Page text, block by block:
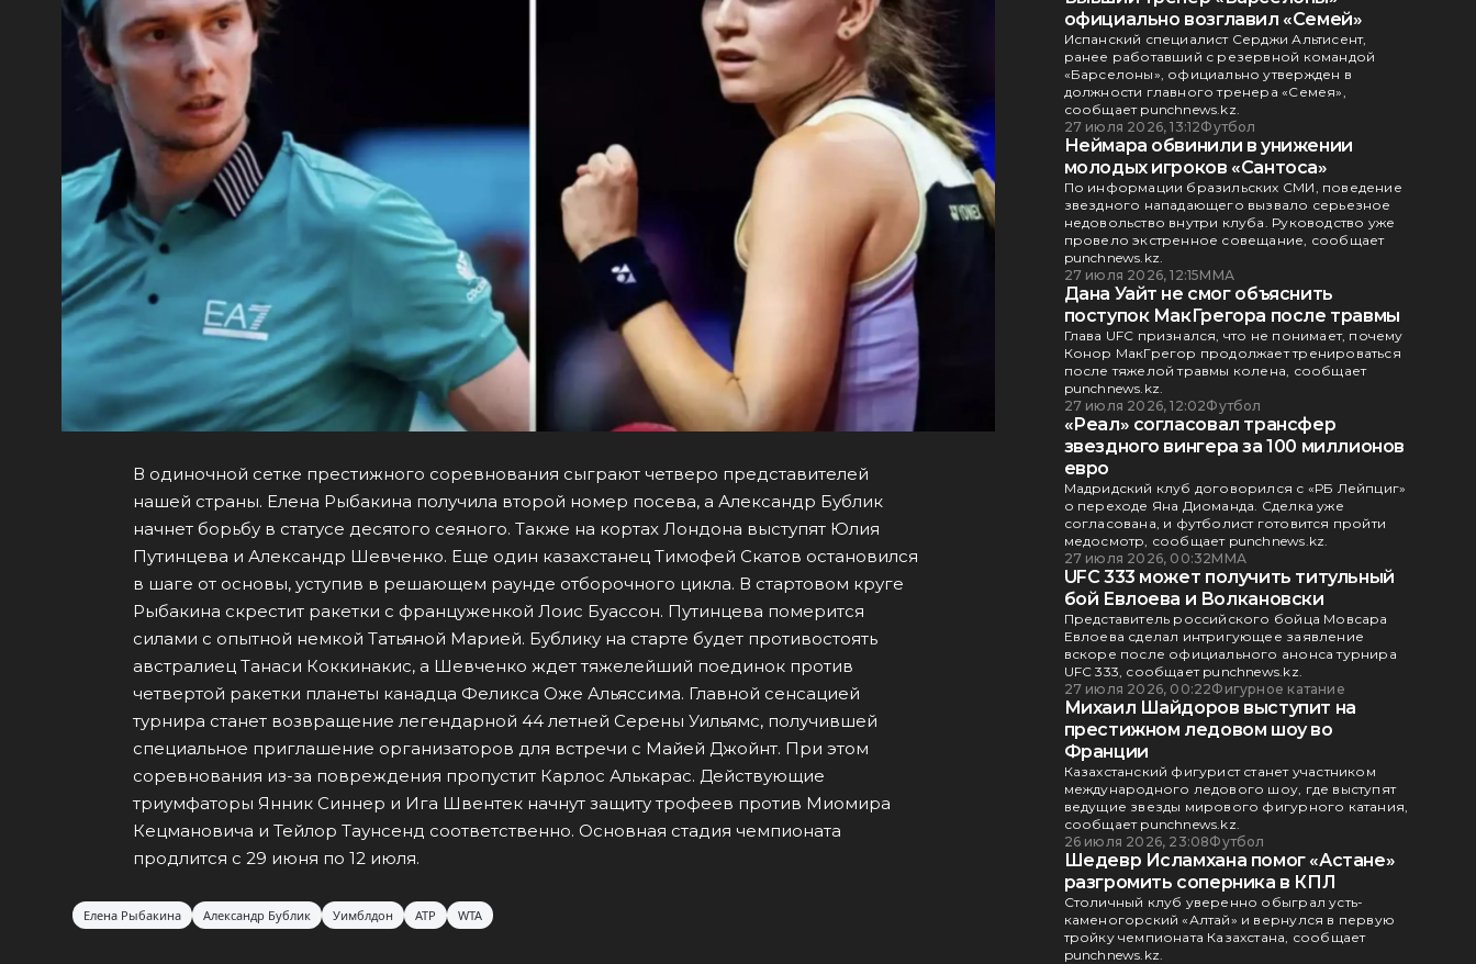
В одиночной сетке престижного соревнования сыграют четверо представителей
нашей страны. Елена Рыбакина получила второй номер посева, а Александр Бублик
начнет борьбу в статусе десятого сеяного. Также на кортах Лондона выступят Юлия
Путинцева и Александр Шевченко. Еще один казахстанец Тимофей Скатов остановился
в шаге от основы, уступив в решающем раунде отборочного цикла. В стартовом круге
Рыбакина скрестит ракетки с француженкой Лоис Буассон. Путинцева померится
силами с опытной немкой Татьяной Марией. Бублику на старте будет противостоять
австралиец Танаси Коккинакис, а Шевченко ждет тяжелейший поединок против
четвертой ракетки планеты канадца Феликса Оже Альяссима. Главной сенсацией
турнира станет возвращение легендарной 44 летней Серены Уильямс, получившей
специальное приглашение организаторов для встречи с Майей Джойнт. При этом
соревнования из-за повреждения пропустит Карлос Алькарас. Действующие
триумфаторы Янник Синнер и Ига Швентек начнут защиту трофеев против Миомира
Кецмановича и Тейлор Таунсенд соответственно. Основная стадия чемпионата
продлится с 29 июня по 12 июля.
Елена Рыбакина Александр Бублик Уимблдон ATP WTA
официально возглавил «Семей»
Испанский специалист Серджи Альтисент,
ранее работавший с резервной командой
«Барселоны», официально утвержден в
должности главного тренера «Семея»,
сообщает punchnews.kz.
27 июля 2026, 13:12Футбол
Неймара обвинили в унижении
молодых игроков «Сантоса»
По информации бразильских СМИ, поведение
звездного нападающего вызвало серьезное
недовольство внутри клуба. Руководство уже
провело экстренное совещание, сообщает
punchnews.kz.
27 июля 2026, 12:15ММА
Дана Уайт не смог объяснить
поступок МакГрегора после травмы
Глава UFC признался, что не понимает, почему
Конор МакГрегор продолжает тренироваться
после тяжелой травмы колена, сообщает
punchnews.kz.
27 июля 2026, 12:02Футбол
«Реал» согласовал трансфер
звездного вингера за 100 миллионов
евро
Мадридский клуб договорился с «РБ Лейпциг»
о переходе Яна Диоманда. Сделка уже
согласована, и футболист готовится пройти
медосмотр, сообщает punchnews.kz.
27 июля 2026, 00:32ММА
UFC 333 может получить титульный
бой Евлоева и Волкановски
Представитель российского бойца Мовсара
Евлоева сделал интригующее заявление
вскоре после официального анонса турнира
UFC 333, сообщает punchnews.kz.
27 июля 2026, 00:22Фигурное катание
Михаил Шайдоров выступит на
престижном ледовом шоу во
Франции
Казахстанский фигурист станет участником
международного ледового шоу, где выступят
ведущие звезды мирового фигурного катания,
сообщает punchnews.kz.
26 июля 2026, 23:08Футбол
Шедевр Исламхана помог «Астане»
разгромить соперника в КПЛ
Столичный клуб уверенно обыграл усть-
каменогорский «Алтай» и вернулся в первую
тройку чемпионата Казахстана, сообщает
punchnews.kz.